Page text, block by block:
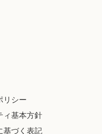
リシー
ィ基本方針
基づく表記